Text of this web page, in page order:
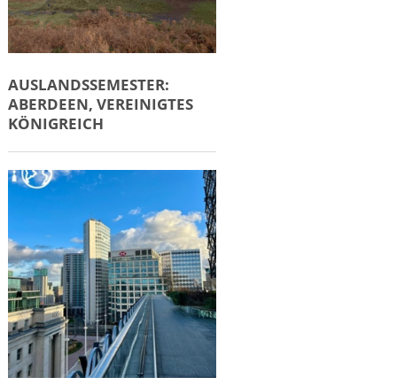
AUSLANDSSEMESTER:
ABERDEEN, VEREINIGTES
KÖNIGREICH